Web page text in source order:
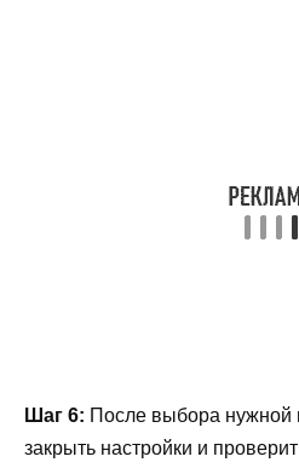
Шаг 6: После выбора нужной
закрыть настройки и